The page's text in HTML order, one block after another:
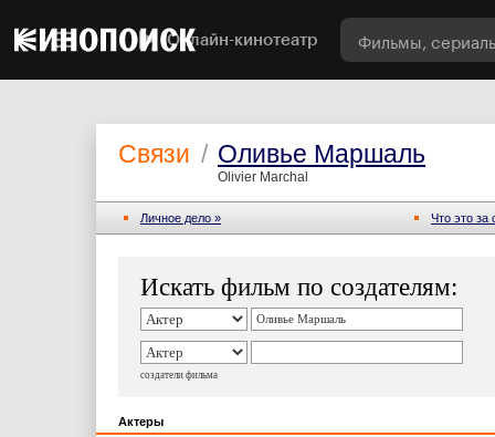
Онлайн-кинотеатр
Связи / Оливье Маршаль
Olivier Marchal
Личное дело » Что это за
Искать фильм по создателям:
создатели фильма
Актеры